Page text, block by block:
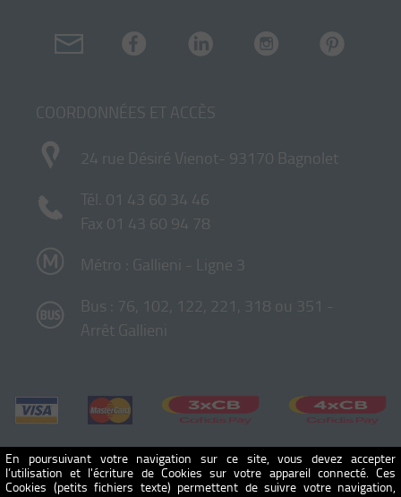
En poursuivant votre navigation sur ce site, vous devez accepter
l’utilisation et l'écriture de Cookies sur votre appareil connecté. Ces
Cookies (petits fichiers texte) permettent de suivre votre navigation,
COORDONNÉES ET ACCÈS
24 rue Désiré Vienot- 93170 Bagnolet
Tél. 01 43 60 34 46
Fax 01 43 60 94 78
Métro : Gallieni - Ligne 3
Bus : 76, 102, 122, 221, 318 ou 351 -
Arrêt Gallieni